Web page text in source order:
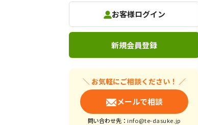
お客様ログイン
新規会員登録
＼ お気軽にご相談ください！ ／
メールで相談
問い合わせ先： info@te-dasuke.jp